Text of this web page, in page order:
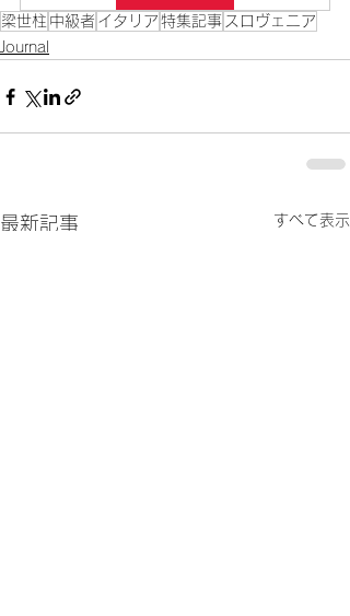
梁世柱 中級者 イタリア 特集記事 スロヴェニア
Journal
最新記事 すべて表示